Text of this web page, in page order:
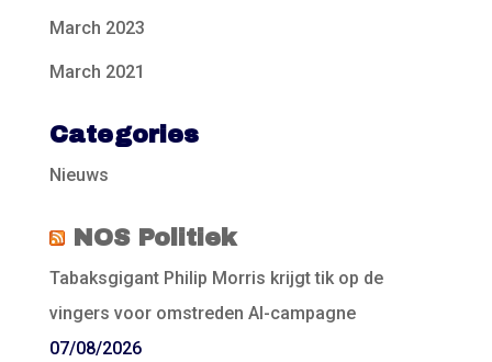
March 2023
March 2021
Categories
Nieuws
NOS Politiek
Tabaksgigant Philip Morris krijgt tik op de
vingers voor omstreden AI-campagne
07/08/2026